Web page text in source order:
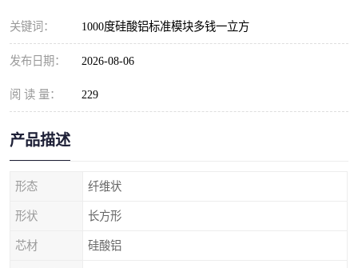
关键词： 1000度硅酸铝标准模块多钱一立方
发布日期： 2026-08-06
阅 读 量： 229
产品描述
形态 纤维状
形状 长方形
芯材 硅酸铝